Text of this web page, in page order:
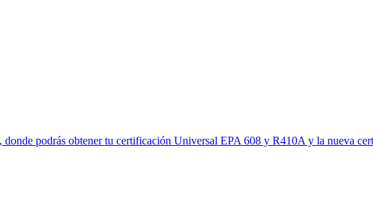
podrás obtener tu certificación Universal EPA 608 y R410A y la nueva